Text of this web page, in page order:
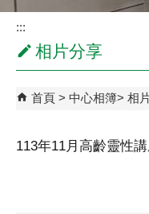
:::
相片分享
首頁 中心相簿 相
113年11月高齡靈性